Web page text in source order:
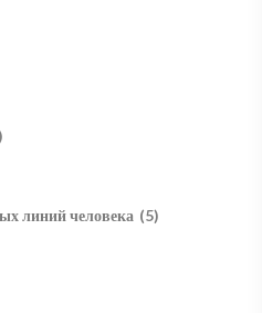
линий человека (5)